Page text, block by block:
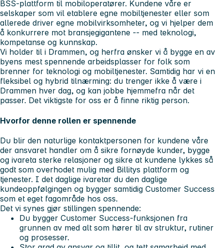
BSS-plattform til mobiloperatører. Kundene våre er
selskaper som vil etablere egne mobiltjenester eller som
allerede driver egne mobilvirksomheter, og vi hjelper dem
å konkurrere mot bransjegigantene -- med teknologi,
kompetanse og kunnskap.
Vi holder til i Drammen, og herfra ønsker vi å bygge en av
byens mest spennende arbeidsplasser for folk som
brenner for teknologi og mobiltjenester. Samtidig har vi en
fleksibel og hybrid tilnærming: du trenger ikke å være i
Drammen hver dag, og kan jobbe hjemmefra når det
passer. Det viktigste for oss er å finne riktig person.
Hvorfor denne rollen er spennende
Du blir den naturlige kontaktpersonen for kundene våre
der ansvaret handler om å sikre fornøyde kunder, bygge
og ivareta sterke relasjoner og sikre at kundene lykkes så
godt som overhodet mulig med Billitys plattform og
tjenester. I det daglige ivaretar du den daglige
kundeoppfølgingen og bygger samtidig Customer Success
som et eget fagområde hos oss.
Det vi synes gjør stillingen spennende:
Du bygger Customer Success-funksjonen fra
grunnen av med alt som hører til av struktur, rutiner
og prosesser.